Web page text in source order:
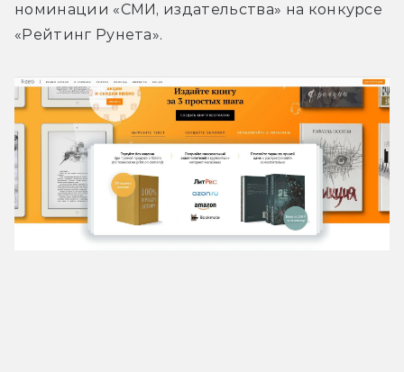
номинации «СМИ, издательства» на конкурсе
«Рейтинг Рунета».